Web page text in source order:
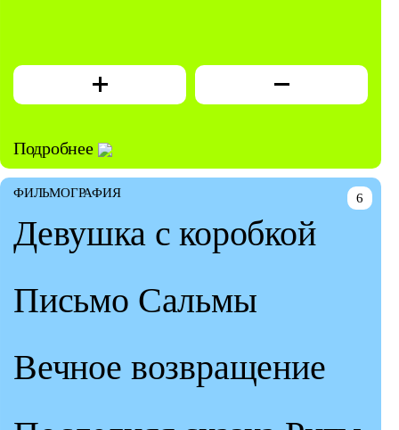
Подробнее
6
ФИЛЬМОГРАФИЯ
Девушка с коробкой
Письмо Сальмы
Вечное возвращение